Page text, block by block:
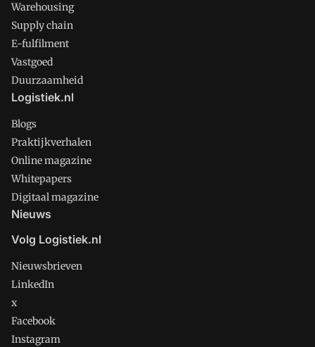
Warehousing
Supply chain
E-fulfilment
Vastgoed
Duurzaamheid
Logistiek.nl
Blogs
Praktijkverhalen
Online magazine
Whitepapers
Digitaal magazine
Nieuws
Volg Logistiek.nl
Nieuwsbrieven
LinkedIn
x
Facebook
Instagram